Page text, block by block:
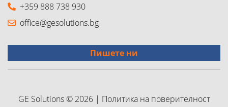
+359 888 738 930
office@gesolutions.bg
Пишете ни
GE Solutions © 2026| Политика на поверителност